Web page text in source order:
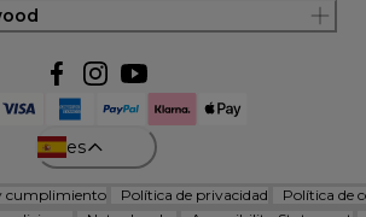
es
cumplimiento Política de privacidad
Política de